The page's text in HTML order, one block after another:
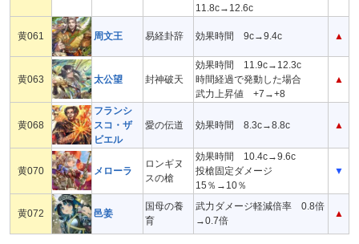
11.8c→12.6c
黄061 周文王 易経卦辞 効果時間 9c→9.4c ▲
黄063 太公望 封神破天
効果時間 11.9c→12.3c
時間経過で発動した場合
武力上昇値 +7→+8
▲
黄068
フランシ
スコ・ザ
ビエル
愛の伝道 効果時間 8.3c→8.8c ▲
黄070 メローラ
ロンギヌ
スの槍
効果時間 10.4c→9.6c
投槍固定ダメージ
15％→10％
▼
黄072 邑姜
国母の養
育
武力ダメージ軽減倍率 0.8倍
→0.7倍
▲